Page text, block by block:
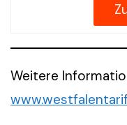
Weitere